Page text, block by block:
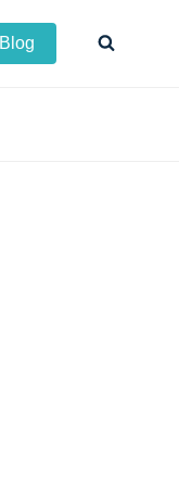
Blog